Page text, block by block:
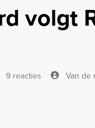
volgt
9 reacties Van de